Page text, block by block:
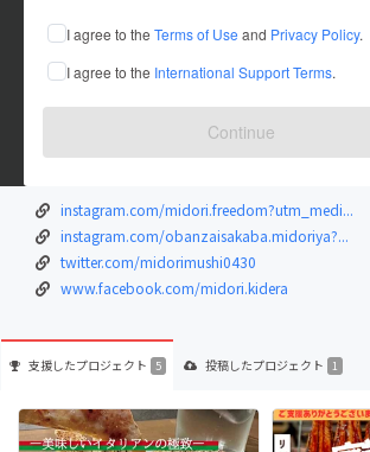
I agree to the Terms of Use and Privacy Policy.
I agree to the International Support Terms.
Continue
これまでに5回支援して1件のプロジェクトを投稿
在住国：日本 現在地：大阪府
出身国：日本 出身地：大阪府
おばんざい酒場ミドリ屋やってます ネイリスト 堺
mily
instagram.com/midori.freedom?utm_medi...
instagram.com/obanzaisakaba.midoriya?...
twitter.com/midorimushi0430
www.facebook.com/midori.kidera
支援したプロジェクト 5 投稿したプロジェクト 1